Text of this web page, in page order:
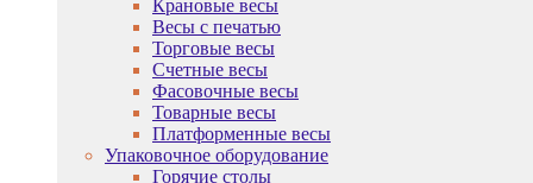
Крановые весы
Весы с печатью
Торговые весы
Счетные весы
Фасовочные весы
Товарные весы
Платформенные весы
Упаковочное оборудование
Горячие столы